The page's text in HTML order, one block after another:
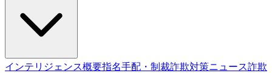
インテリジェンス概要指名手配・制裁詐欺対策ニュース詐欺